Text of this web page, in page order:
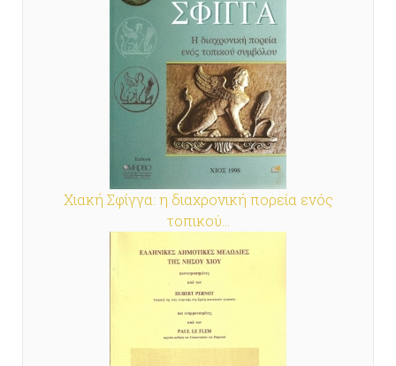
Χιακή Σφίγγα: η διαχρονική πορεία ενός
τοπικού...